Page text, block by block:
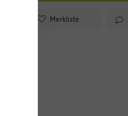
Merkliste